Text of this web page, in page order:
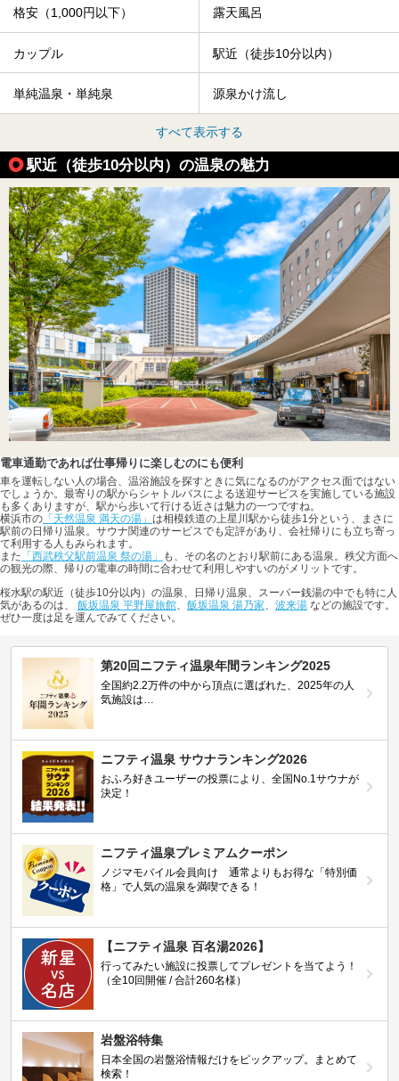
格安（1,000円以下） 露天風呂
カップル 駅近（徒歩10分以内）
単純温泉・単純泉 源泉かけ流し
すべて表示する
駅近（徒歩10分以内）の温泉の魅力
電車通勤であれば仕事帰りに楽しむのにも便利
車を運転しない人の場合、温浴施設を探すときに気になるのがアクセス面ではない
でしょうか。最寄りの駅からシャトルバスによる送迎サービスを実施している施設
も多くありますが、駅から歩いて行ける近さは魅力の一つですね。
横浜市の 「天然温泉 満天の湯」 は相模鉄道の上星川駅から徒歩1分という、まさに
駅前の日帰り温泉。サウナ関連のサービスでも定評があり、会社帰りにも立ち寄っ
て利用する人もみられます。
また 「西武秩父駅前温泉 祭の湯」
も、その名のとおり駅前にある温泉。秩父方面へ
の観光の際、帰りの電車の時間に合わせて利用しやすいのがメリットです。
桜水駅の駅近（徒歩10分以内）の温泉、日帰り温泉、スーパー銭湯の中でも特に人
気があるのは、 飯坂温泉 平野屋旅館 飯坂温泉 湯乃家 波来湯 などの施設です。
ぜひ一度は足を運んでみてください。
第20回ニフティ温泉年間ランキング2025
全国約2.2万件の中から頂点に選ばれた、2025年の人
気施設は…
ニフティ温泉 サウナランキング2026
おふろ好きユーザーの投票により、全国No.1サウナが
決定！
ニフティ温泉プレミアムクーポン
ノジマモバイル会員向け 通常よりもお得な「特別価
格」で人気の温泉を満喫できる！
【ニフティ温泉 百名湯2026】
行ってみたい施設に投票してプレゼントを当てよう！
（全10回開催 / 合計260名様）
岩盤浴特集
日本全国の岩盤浴情報だけをピックアップ。まとめて
検索！